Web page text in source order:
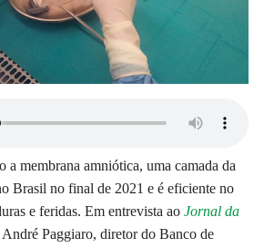
a membrana amniótica, uma camada da
Brasil no final de 2021 e é eficiente no
e feridas. Em entrevista aoJornal da
Paggiaro, diretor do Banco de